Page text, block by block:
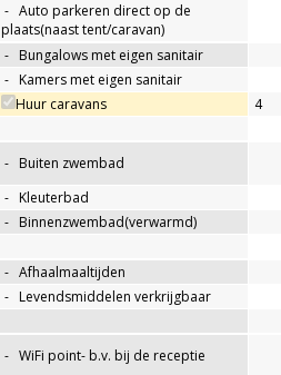
- Auto parkeren direct op de
plaats(naast tent/caravan)
- Bungalows met eigen sanitair
- Kamers met eigen sanitair
Huur caravans
4
- Buiten zwembad
- Kleuterbad
- Binnenzwembad(verwarmd)
- Afhaalmaaltijden
- Levendsmiddelen verkrijgbaar
- WiFi point- b.v. bij de receptie